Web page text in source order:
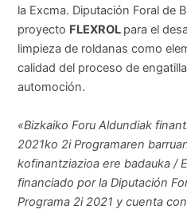
la Excma. Diputación Foral de
proyecto FLEXROL para el
limpieza de roldanas como
calidad del proceso de
automoción.
«Bizkaiko Foru Aldundiak
2021ko 2i Programaren
kofinantziazioa ere badauka /
financiado por la Diputación
Programa 2i 2021 y cuenta